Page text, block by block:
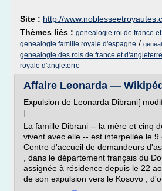
Site : http://
Thèmes liés : genealogie roi de france
genealogie famille royale d'espagne /
genealogie des rois de france et d'angleterre
royale d'angleterre
Affaire Leonarda —
Expulsion de Leonarda Dibrani[
]
La famille Dibrani -- la mère et cinq
vivent avec elle -- est interpellée le 9
Centre d'accueil de demandeurs
, dans le département français du
assignée à résidence depuis le 22
de son expulsion vers le Kosovo ,